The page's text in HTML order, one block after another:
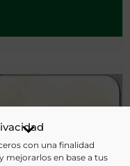
con una finalidad
mejorarlos en base a tus